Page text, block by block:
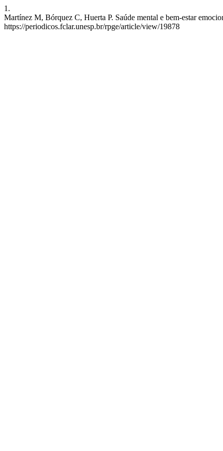
1.
Martínez M, Bórquez C, Huerta P. Saúde mental e bem-estar
https://periodicos.fclar.unesp.br/rpge/article/view/19878